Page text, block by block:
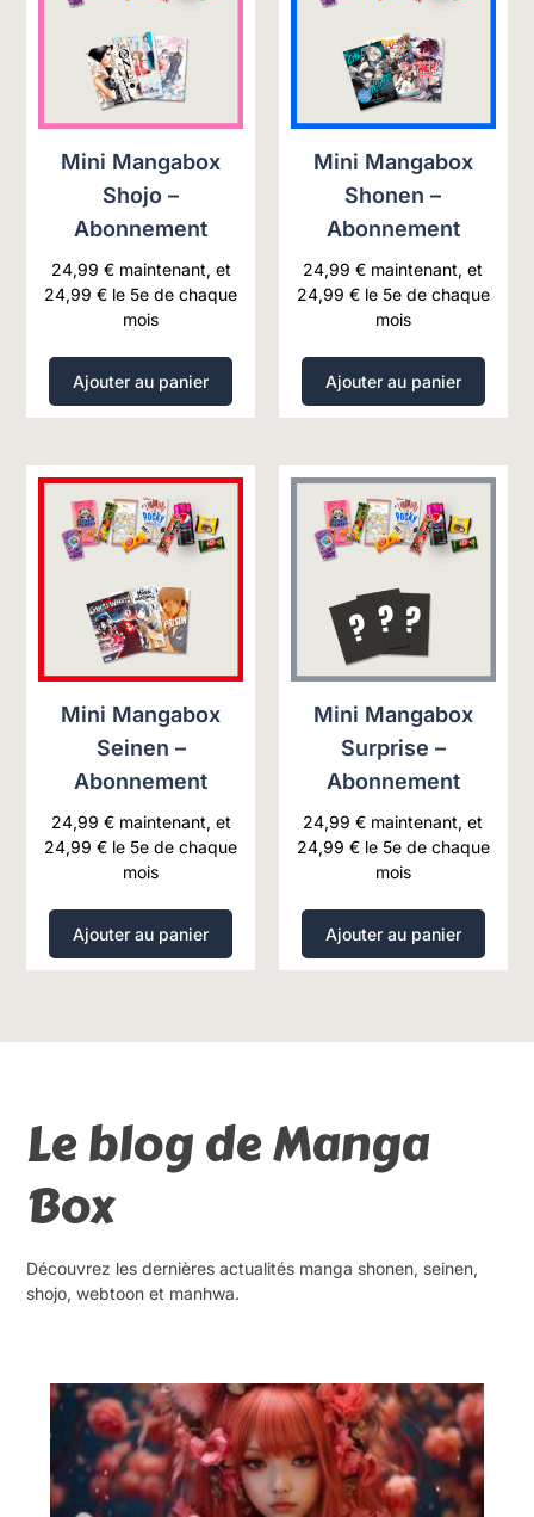
Mini Mangabox
Shojo –
Abonnement
24,99 € maintenant, et
24,99€ le 5e de chaque
mois
Ajouter au panier
Mini Mangabox
Shonen –
Abonnement
24,99€ maintenant, et
24,99 € le 5e de chaque
mois
Ajouter au panier
Mini Mangabox
Seinen –
Abonnement
24,99 € maintenant, et
24,99€ le 5e de chaque
mois
Ajouter au panier
Mini Mangabox
Surprise –
Abonnement
24,99€ maintenant, et
24,99 € le 5e de chaque
mois
Ajouter au panier
Le blog de Manga
Box
Découvrez les dernières actualités manga shonen, seinen,
shojo, webtoon et manhwa.